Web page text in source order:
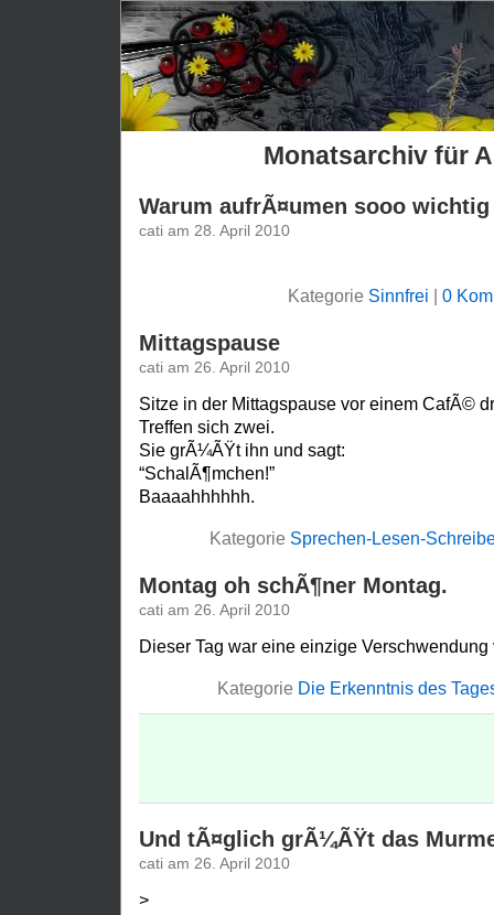
Monatsarchiv für
Warum aufrÃ¤umen sooo
cati am 28. April 2010
Kategorie Sinnfrei 0
Mittagspause
cati am 26. April 2010
Sitze in der Mittagspause vor einem CafÃ©
Treffen sich zwei.
Sie grÃ¼ÃŸt ihn und sagt:
“SchalÃ¶mchen!”
Baaaahhhhhh.
Kategorie Sprechen-Lesen-
Montag oh schÃ¶ner Montag.
cati am 26. April 2010
Dieser Tag war eine einzige Verschwendung
Kategorie Die Erkenntnis des
Und tÃ¤glich grÃ¼ÃŸt das
cati am 26. April 2010
>